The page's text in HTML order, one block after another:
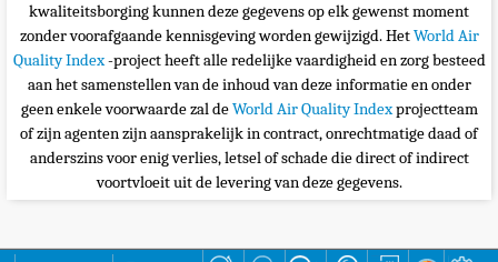
kwaliteitsborging kunnen deze gegevens op elk gewenst moment
zonder voorafgaande kennisgeving worden gewijzigd. HetWorld Air
Quality Index-project heeft alle redelijke vaardigheid en zorg besteed
aan het samenstellen van de inhoud van deze informatie en onder
geen enkele voorwaarde zal deWorld Air Quality Indexprojectteam
of zijn agenten zijn aansprakelijk in contract, onrechtmatige daad of
anderszins voor enig verlies, letsel of schade die direct of indirect
voortvloeit uit de levering van deze gegevens.